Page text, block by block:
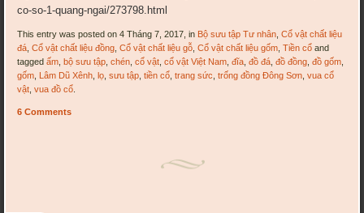
co-so-1-quang-ngai/273798.html
This entry was posted on 4 Tháng 7, 2017, in Bộ sưu tập Tư nhân ,Cổ vật chất liệu
đá ,Cổ vật chất liệu đồng ,Cổ vật chất liệu gỗ ,Cổ vật chất liệu gốm ,Tiền cổ and
taggedấm ,bộ sưu tập ,chén ,cổ vật ,cổ vật Việt Nam ,đĩa ,đồ đá ,đồ đồng ,đồ gốm
gốm Lâm Dũ Xênh ,lọ ,sưu tập ,tiền cổ ,trang sức ,trống đồng Đông Sơn ,vua cổ
vật ,vua đồ cổ
6 Comments